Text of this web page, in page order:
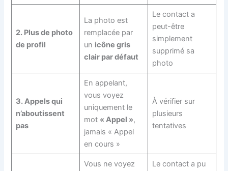
2. Plus de photo
de profil
La photo est
remplacée par
un icône gris
clair par défaut
Le contact a
peut-être
simplement
supprimé sa
photo
3. Appels qui
n’aboutissent
pas
En appelant,
vous voyez
uniquement le
mot « Appel »,
jamais « Appel
en cours »
À vérifier sur
plusieurs
tentatives
Vous ne voyez
Le contact a pu